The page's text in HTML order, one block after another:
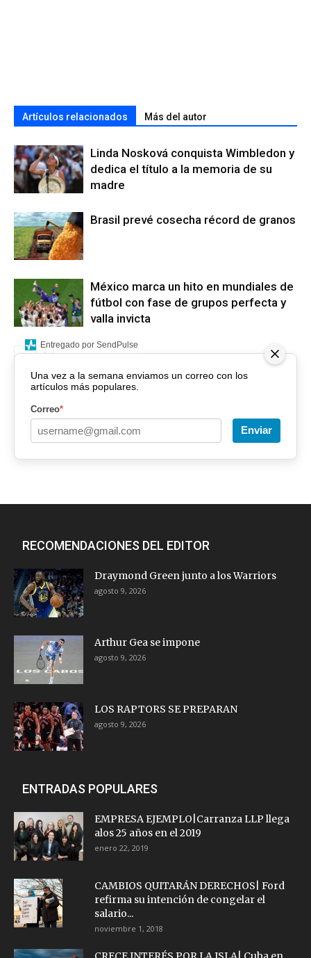
Artículos relacionados Más del autor
Linda Nosková conquista Wimbledon y
dedica el título a la memoria de su
madre
Brasil prevé cosecha récord de granos
México marca un hito en mundiales de
fútbol con fase de grupos perfecta y
valla invicta
Una vez a la semana enviamos un correo con los
artículos más populares.
Correo*
Enviar
Entregado por SendPulse
RECOMENDACIONES DEL EDITOR
Draymond Green junto a los Warriors
agosto 9, 2026
Arthur Gea se impone
agosto 9, 2026
LOS RAPTORS SE PREPARAN
agosto 9, 2026
ENTRADAS POPULARES
EMPRESA EJEMPLO|Carranza LLP llega
alos 25 años en el 2019
enero 22, 2019
CAMBIOS QUITARÁN DERECHOS| Ford
refirma su intención de congelar el
salario...
noviembre 1, 2018